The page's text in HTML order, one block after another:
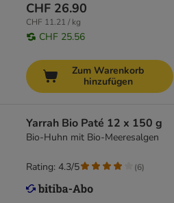
CHF 26.90
CHF 11.21 / kg
CHF 25.56
Zum Warenkorb
hinzufügen
Yarrah Bio Paté 12 x 150 g
Bio-Huhn mit Bio-Meeresalgen
Rating: 4.3/5 (6)